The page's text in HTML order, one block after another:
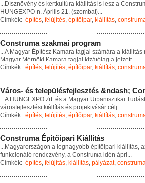
...Dísznövény és kertku túra kiá ítás is esz a Constru
H U NGEXPO-n. Ápri is 21. (szombat)...
Címkék: építés, felújítés, építőipar, kiállítás,
Construma szakmai program
...A Magyar Építész Kamara tagjai számára a kiá ítás
Magyar Mérnöki Kamara tagjai kizáró ag a je zett...
Címkék: építés, felújítés, építőipar, kiállítás,
Város- és településfejlesztés &ndash; Co
...A H U NGEXPO Zrt. és a Magyar Urbaniszti kai Tudás
városfej esztési kiá ítás és proje ktvásár cé j...
Címkék: építés, felújítés, építőipar, kiállítás,
Construma Építőipari Kiállítás
...Magyarországon a egnagyobb építőipari kiá ítás, a
fun kcioná ó rendezvény, a Construma idén ápri...
Címkék: építés, felújítás, kiállítás, pályázat,